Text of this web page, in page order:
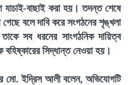
বাছাই করা হয়। তদন্ত শেষে
বলে দাবি করে সংগঠনের শৃঙ্খলা
তাকে সব ধরনের সাংগঠনিক দায়িত্ব
সিদ্ধান্ত নেওয়া হয়।
মো. ইদ্রিস আলী বলেন, অভিযোগটি